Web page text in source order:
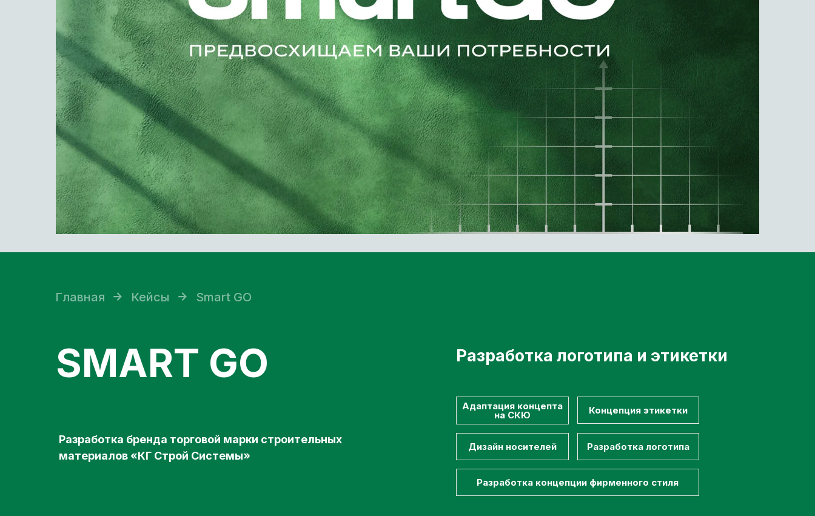
Главная Кейсы Smart GO
SMART GO
Дизайн носителей
Разработка концепции фирменного стиля
Разработка логотипа
Адаптация концепта
на СКЮ Концепция этикетки
Разработка бренда торговой марки строительных
материалов «КГ Строй Системы»
Разработка логотипа и этикетки